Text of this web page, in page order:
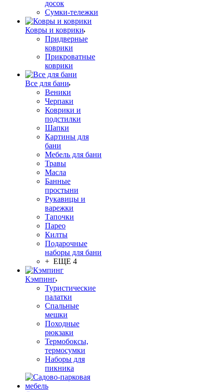
досок
Сумки-тележки
Ковры и коврики
Придверные
коврики
Прикроватные
коврики
Все для бани
Веники
Черпаки
Коврики и
подстилки
Шапки
Картины для
бани
Мебель для бани
Травы
Масла
Банные
простыни
Рукавицы и
варежки
Тапочки
Парео
Килты
Подарочные
наборы для бани
+ ЕЩЕ 4
Кэмпинг
Туристические
палатки
Спальные
мешки
Походные
рюкзаки
Термобоксы,
термосумки
Наборы для
пикника